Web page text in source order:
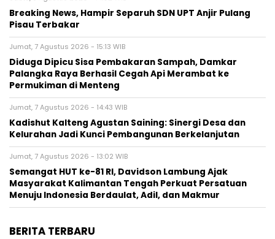
Breaking News, Hampir Separuh SDN UPT Anjir Pulang
Pisau Terbakar
Jumat, 7 Agustus 2026 - 15:13 WIB
Diduga Dipicu Sisa Pembakaran Sampah, Damkar
Palangka Raya Berhasil Cegah Api Merambat ke
Permukiman di Menteng
Jumat, 7 Agustus 2026 - 14:43 WIB
Kadishut Kalteng Agustan Saining: Sinergi Desa dan
Kelurahan Jadi Kunci Pembangunan Berkelanjutan
Jumat, 7 Agustus 2026 - 13:02 WIB
Semangat HUT ke-81 RI, Davidson Lambung Ajak
Masyarakat Kalimantan Tengah Perkuat Persatuan
Menuju Indonesia Berdaulat, Adil, dan Makmur
BERITA TERBARU